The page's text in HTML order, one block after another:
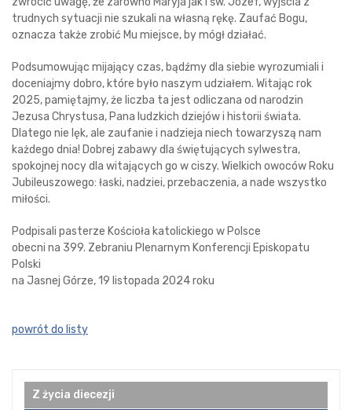
trudnych sytuacji nie szukali na własną rękę. Zaufać Bogu,
oznacza także zrobić Mu miejsce, by mógł działać.
Podsumowując mijający czas, bądźmy dla siebie wyrozumiali i
doceniajmy dobro, które było naszym udziałem. Witając rok
2025, pamiętajmy, że liczba ta jest odliczana od narodzin
Jezusa Chrystusa, Pana ludzkich dziejów i historii świata.
Dlatego nie lęk, ale zaufanie i nadzieja niech towarzyszą nam
każdego dnia! Dobrej zabawy dla świętujących sylwestra,
spokojnej nocy dla witających go w ciszy. Wielkich owoców Roku
Jubileuszowego: łaski, nadziei, przebaczenia, a nade wszystko
miłości.
Podpisali pasterze Kościoła katolickiego w Polsce
obecni na 399. Zebraniu Plenarnym Konferencji Episkopatu
Polski
na Jasnej Górze, 19 listopada 2024 roku
powrót do listy
Z życia diecezji